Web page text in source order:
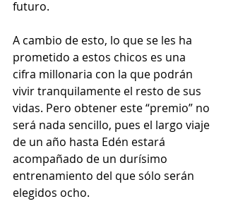
futuro.
A cambio de esto, lo que se les ha
prometido a estos chicos es una
cifra millonaria con la que podrán
vivir tranquilamente el resto de sus
vidas. Pero obtener este “premio” no
será nada sencillo, pues el largo viaje
de un año hasta Edén estará
acompañado de un durísimo
entrenamiento del que sólo serán
elegidos ocho.